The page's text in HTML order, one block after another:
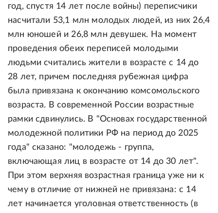
год, спустя 14 лет после войны) переписчики
насчитали 53,1 млн молодых людей, из них 26,4
млн юношей и 26,8 млн девушек. На момент
проведения обеих переписей молодыми
людьми считались жители в возрасте с 14 до
28 лет, причем последняя рубежная цифра
была привязана к окончанию комсомольского
возраста. В современной России возрастные
рамки сдвинулись. В "Основах государственной
молодежной политики РФ на период до 2025
года" сказано: "молодежь - группа,
включающая лиц в возрасте от 14 до 30 лет".
При этом верхняя возрастная граница уже ни к
чему в отличие от нижней не привязана: с 14
лет начинается уголовная ответственность (в